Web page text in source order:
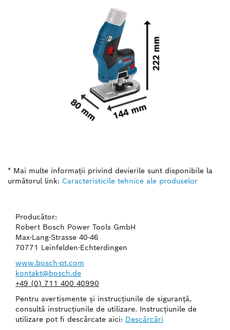
* Mai multe informaţii privind devierile sunt disponibile la
următorul link: Caracteristicile tehnice ale produselor
Producător:
Robert Bosch Power Tools GmbH
Max-Lang-Strasse 40-46
70771 Leinfelden-Echterdingen
www.bosch-pt.com
kontakt@bosch.de
+49 (0) 711 400 40990
Pentru avertismente şi instrucţiunile de siguranţă,
consultă instrucţiunile de utilizare. Instrucţiunile de
utilizare pot fi descărcate aici: Descărcări